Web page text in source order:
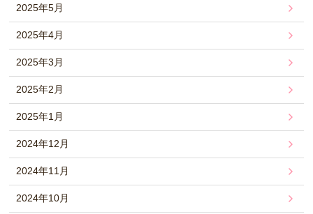
2025年5月
2025年4月
2025年3月
2025年2月
2025年1月
2024年12月
2024年11月
2024年10月